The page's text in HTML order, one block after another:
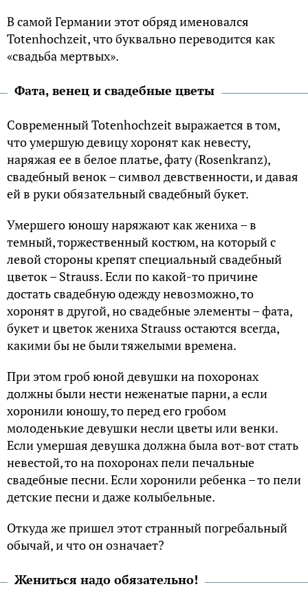
В самой Германии этот обряд именовался
Totenhochzeit, что буквально переводится как
«свадьба мертвых».
Фата, венец и свадебные цветы
Современный Totenhochzeit выражается в том,
что умершую девицу хоронят как невесту,
наряжая ее в белое платье, фату (Rosenkranz),
свадебный венок – символ девственности, и давая
ей в руки обязательный свадебный букет.
Умершего юношу наряжают как жениха – в
темный, торжественный костюм, на который с
левой стороны крепят специальный свадебный
цветок – Strauss. Если по какой-то причине
достать свадебную одежду невозможно, то
хоронят в другой, но свадебные элементы – фата,
букет и цветок жениха Strauss остаются всегда,
какими бы не были тяжелыми времена.
При этом гроб юной девушки на похоронах
должны были нести неженатые парни, а если
хоронили юношу, то перед его гробом
молоденькие девушки несли цветы или венки.
Если умершая девушка должна была вот-вот стать
невестой, то на похоронах пели печальные
свадебные песни. Если хоронили ребенка – то пели
детские песни и даже колыбельные.
Откуда же пришел этот странный погребальный
обычай, и что он означает?
Жениться надо обязательно!